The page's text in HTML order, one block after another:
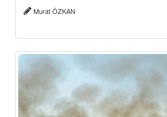
Murat ÖZKAN